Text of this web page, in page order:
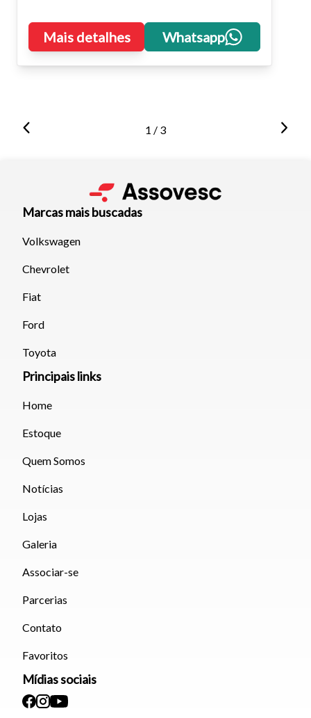
Mais detalhes Whatsapp
1 / 3
Marcas mais buscadas
Volkswagen
Chevrolet
Fiat
Ford
Toyota
Principais links
Home
Estoque
Quem Somos
Notícias
Lojas
Galeria
Associar-se
Parcerias
Contato
Favoritos
Mídias sociais